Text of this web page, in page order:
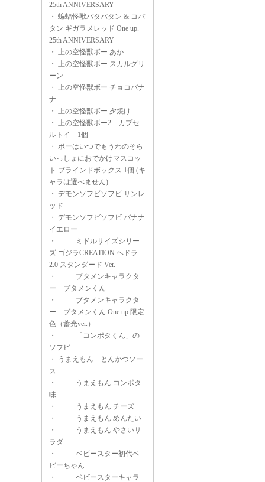
25th ANNIVERSARY
・ 蝙蝠怪獣パタパタン & コパ
タン ギガラメレッド One up.
25th ANNIVERSARY
・ 上の空怪獣ボー あか
・ 上の空怪獣ボー スカルグリ
ーン
・ 上の空怪獣ボー チョコバナ
ナ
・ 上の空怪獣ボー 夕焼け
・ 上の空怪獣ボー2 カプセ
ルトイ 1個
・ ボーはいつでもうわのそら
いっしょにおでかけマスコッ
ト ブラインドボックス 1個 (キ
ャラは選べません)
・ デモンソフビソフビ サンレ
ッド
・ デモンソフビソフビ バナナ
イエロー
・
ミドルサイズシリー
ズ ゴジラCREATION ヘドラ
2.0 スタンダード Ver.
・
ブタメンキャラクタ
ー ブタメンくん
・
ブタメンキャラクタ
ー ブタメンくん One up.限定
色（蓄光ver.）
・
「コンポタくん」の
ソフビ
・
うまえもん とんかつソー
ス
・
うまえもん コンポタ
味
・
うまえもん チーズ
・
うまえもん めんたい
・
うまえもん やさいサ
ラダ
・
ベビースター初代ベ
ビーちゃん
・
ベビースターキャラ